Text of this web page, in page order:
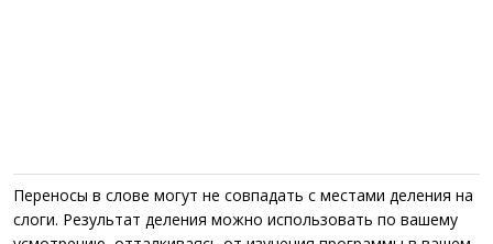
Переносы в слове могут не совпадать с местами деления на
слоги. Результат деления можно использовать по вашему